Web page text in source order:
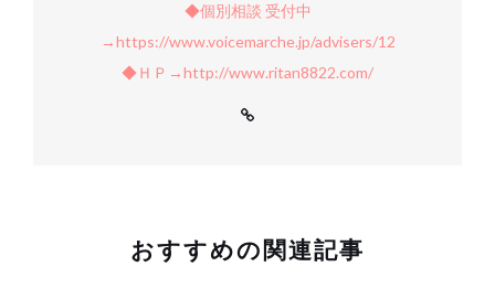
◆個別相談 受付中
→https://www.voicemarche.jp/advisers/12
◆ＨＰ→http://www.ritan8822.com/
おすすめの関連記事